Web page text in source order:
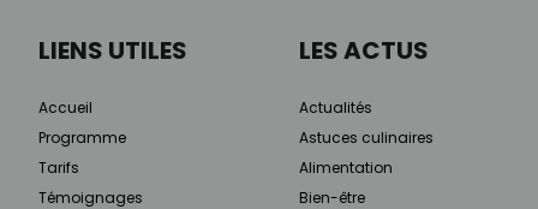
LIENS UTILES
Accueil
Programme
Tarifs
Témoignages
LES ACTUS
Actualités
Astuces culinaires
Alimentation
Bien-être